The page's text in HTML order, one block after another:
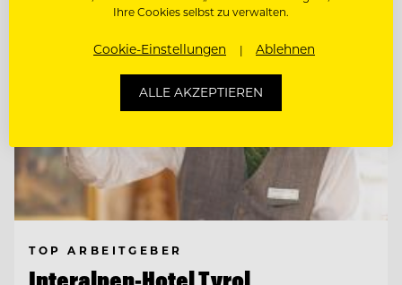
TOP ARBEITGEBER
Ihre Cookies selbst zu verwalten.
Cookie-Einstellungen Ablehnen
ALLE AKZEPTIEREN